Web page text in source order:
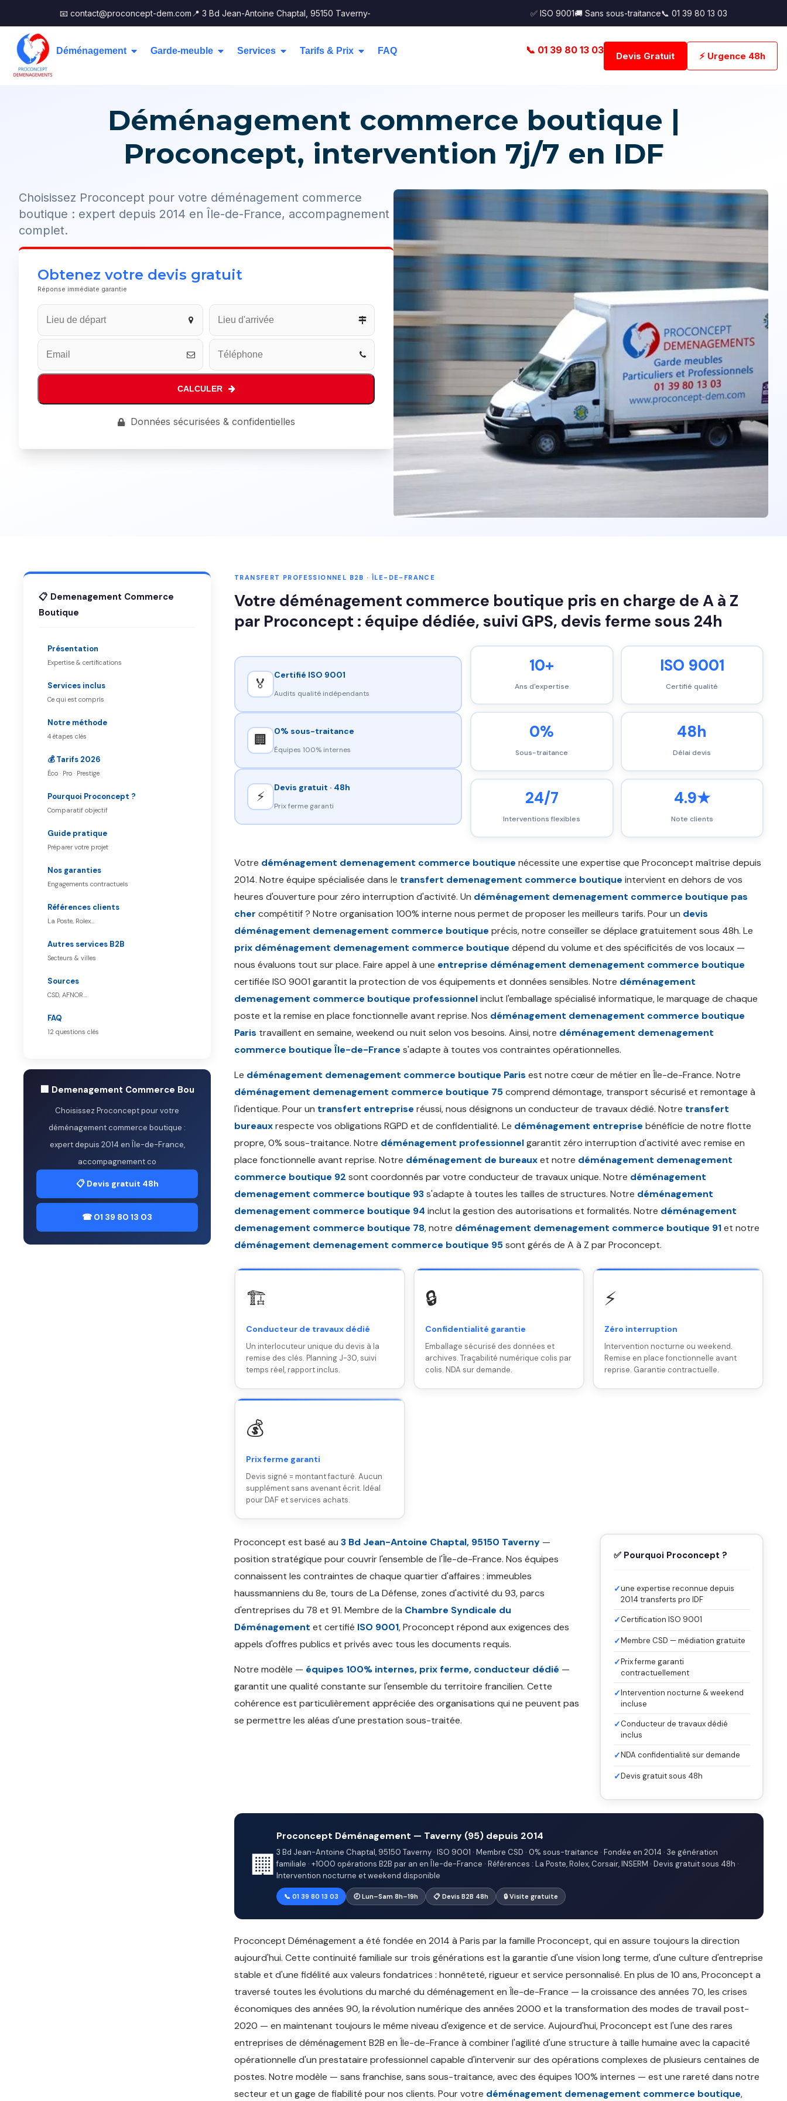
📧 contact@proconcept-dem.com 📍 3 Bd Jean-Antoine Chaptal, 95150 Taverny- ✅ ISO 9001🚚 Sans sous-traitance📞 01 39 80 13 03
Déménagement Garde-meuble Services Tarifs & Prix FAQ 📞 01 39 80 13 03
Devis Gratuit ⚡ Urgence 48h
Déménagement commerce boutique |
Proconcept, intervention 7j/7 en IDF
Choisissez Proconcept pour votre déménagement commerce
boutique : expert depuis 2014 en Île-de-France, accompagnement
complet.
Obtenez votre devis gratuit
Réponse immédiate garantie
CALCULER
Données sécurisées & confidentielles
📋 Demenagement Commerce
Boutique
Présentation
Expertise & certifications
Services inclus
Ce qui est compris
Notre méthode
4 étapes clés
💰 Tarifs 2026
Éco · Pro · Prestige
Pourquoi Proconcept ?
Comparatif objectif
Guide pratique
Préparer votre projet
Nos garanties
Engagements contractuels
Références clients
La Poste, Rolex…
Autres services B2B
Secteurs & villes
Sources
CSD, AFNOR…
FAQ
12 questions clés
🏢 Demenagement Commerce Bou
Choisissez Proconcept pour votre
déménagement commerce boutique :
expert depuis 2014 en Île-de-France,
accompagnement co
📋 Devis gratuit 48h
☎ 01 39 80 13 03
TRANSFERT PROFESSIONNEL B2B · ÎLE-DE-FRANCE
Votre déménagement commerce boutique pris en charge de A à Z
par Proconcept : équipe dédiée, suivi GPS, devis ferme sous 24h
🏅
Certifié ISO 9001
Audits qualité indépendants
🏢
0% sous-traitance
Équipes 100% internes
⚡
Devis gratuit · 48h
Prix ferme garanti
10+
Ans d'expertise
ISO 9001
Certifié qualité
0%
Sous-traitance
48h
Délai devis
24/7
Interventions flexibles
4.9★
Note clients
Votre déménagement demenagement commerce boutique nécessite une expertise que Proconcept maîtrise depuis
2014. Notre équipe spécialisée dans le transfert demenagement commerce boutique intervient en dehors de vos
heures d'ouverture pour zéro interruption d'activité. Un déménagement demenagement commerce boutique pas
cher compétitif ? Notre organisation 100% interne nous permet de proposer les meilleurs tarifs. Pour un devis
déménagement demenagement commerce boutique précis, notre conseiller se déplace gratuitement sous 48h. Le
prix déménagement demenagement commerce boutique dépend du volume et des spécificités de vos locaux —
nous évaluons tout sur place. Faire appel à une entreprise déménagement demenagement commerce boutique
certifiée ISO 9001 garantit la protection de vos équipements et données sensibles. Notre déménagement
demenagement commerce boutique professionnelinclut l'emballage spécialisé informatique, le marquage de chaque
poste et la remise en place fonctionnelle avant reprise. Nos déménagement demenagement commerce boutique
Paris travaillent en semaine, weekend ou nuit selon vos besoins. Ainsi, notre déménagement demenagement
commerce boutique Île-de-France s'adapte à toutes vos contraintes opérationnelles.
Le déménagement demenagement commerce boutique Paris est notre cœur de métier en Île-de-France. Notre
déménagement demenagement commerce boutique 75comprend démontage, transport sécurisé et remontage à
l'identique. Pour un transfert entreprise réussi, nous désignons un conducteur de travaux dédié. Notre transfert
bureauxrespecte vos obligations RGPD et de confidentialité. Le déménagement entreprise bénéficie de notre flotte
propre, 0% sous-traitance. Notre déménagement professionnelgarantit zéro interruption d'activité avec remise en
place fonctionnelle avant reprise. Notre déménagement de bureauxet notre déménagement demenagement
commerce boutique 92 sont coordonnés par votre conducteur de travaux unique. Notre déménagement
demenagement commerce boutique 93s'adapte à toutes les tailles de structures. Notre déménagement
demenagement commerce boutique 94 inclut la gestion des autorisations et formalités. Notre déménagement
demenagement commerce boutique 78, notre déménagement demenagement commerce boutique 91et notre
déménagement demenagement commerce boutique 95sont gérés de A à Z par Proconcept.
🏗️
Conducteur de travaux dédié
Un interlocuteur unique du devis à la
remise des clés. Planning J-30, suivi
temps réel, rapport inclus.
🔒
Confidentialité garantie
Emballage sécurisé des données et
archives. Traçabilité numérique colis par
colis. NDA sur demande.
⚡
Zéro interruption
Intervention nocturne ou weekend.
Remise en place fonctionnelle avant
reprise. Garantie contractuelle.
💰
Prix ferme garanti
Devis signé = montant facturé. Aucun
supplément sans avenant écrit. Idéal
pour DAF et services achats.
Proconcept est basé au 3 Bd Jean-Antoine Chaptal, 95150 Taverny —
position stratégique pour couvrir l'ensemble de l'Île-de-France. Nos équipes
connaissent les contraintes de chaque quartier d'affaires : immeubles
haussmanniens du 8e, tours de La Défense, zones d'activité du 93, parcs
d'entreprises du 78 et 91. Membre de la Chambre Syndicale du
Déménagement et certifié ISO 9001, Proconcept répond aux exigences des
appels d'offres publics et privés avec tous les documents requis.
Notre modèle — équipes 100% internes, prix ferme, conducteur dédié —
garantit une qualité constante sur l'ensemble du territoire francilien. Cette
cohérence est particulièrement appréciée des organisations qui ne peuvent pas
se permettre les aléas d'une prestation sous-traitée.
✅ Pourquoi Proconcept ?
✓une expertise reconnue depuis
2014 transferts pro IDF
✓Certification ISO 9001
✓Membre CSD — médiation gratuite
✓Prix ferme garanti
contractuellement
✓Intervention nocturne & weekend
incluse
✓Conducteur de travaux dédié
inclus
✓NDA confidentialité sur demande
✓Devis gratuit sous 48h
🏢
Proconcept Déménagement — Taverny (95) depuis 2014
3 Bd Jean-Antoine Chaptal, 95150 Taverny · ISO 9001 · Membre CSD · 0% sous-traitance · Fondée en 2014 · 3e génération
familiale · +1000 opérations B2B par an en Île-de-France · Références : La Poste, Rolex, Corsair, INSERM · Devis gratuit sous 48h ·
Intervention nocturne et weekend disponible
📞 01 39 80 13 03 🕗 Lun–Sam 8h–19h 📋 Devis B2B 48h 🔒 Visite gratuite
Proconcept Déménagement a été fondée en 2014 à Paris par la famille Proconcept, qui en assure toujours la direction
aujourd'hui. Cette continuité familiale sur trois générations est la garantie d'une vision long terme, d'une culture d'entreprise
stable et d'une fidélité aux valeurs fondatrices : honnêteté, rigueur et service personnalisé. En plus de 10 ans, Proconcept a
traversé toutes les évolutions du marché du déménagement en Île-de-France — la croissance des années 70, les crises
économiques des années 90, la révolution numérique des années 2000 et la transformation des modes de travail post-
2020 — en maintenant toujours le même niveau d'exigence et de service. Aujourd'hui, Proconcept est l'une des rares
entreprises de déménagement B2B en Île-de-France à combiner l'agilité d'une structure à taille humaine avec la capacité
opérationnelle d'un prestataire professionnel capable d'intervenir sur des opérations complexes de plusieurs centaines de
postes. Notre modèle — sans franchise, sans sous-traitance, avec des équipes 100% internes — est une rareté dans notre
secteur et un gage de fiabilité pour nos clients. Pour votre déménagement demenagement commerce boutique,